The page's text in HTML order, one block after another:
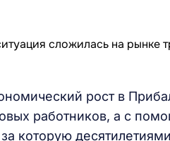
рост в
работников, а с
которую